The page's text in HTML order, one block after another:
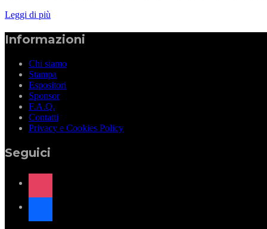
Leggi di più
Informazioni
Chi siamo
Stampa
Espositori
Sponsor
F.A.Q.
Contatti
Privacy e Cookies Policy
Seguici
instagram
facebook
x